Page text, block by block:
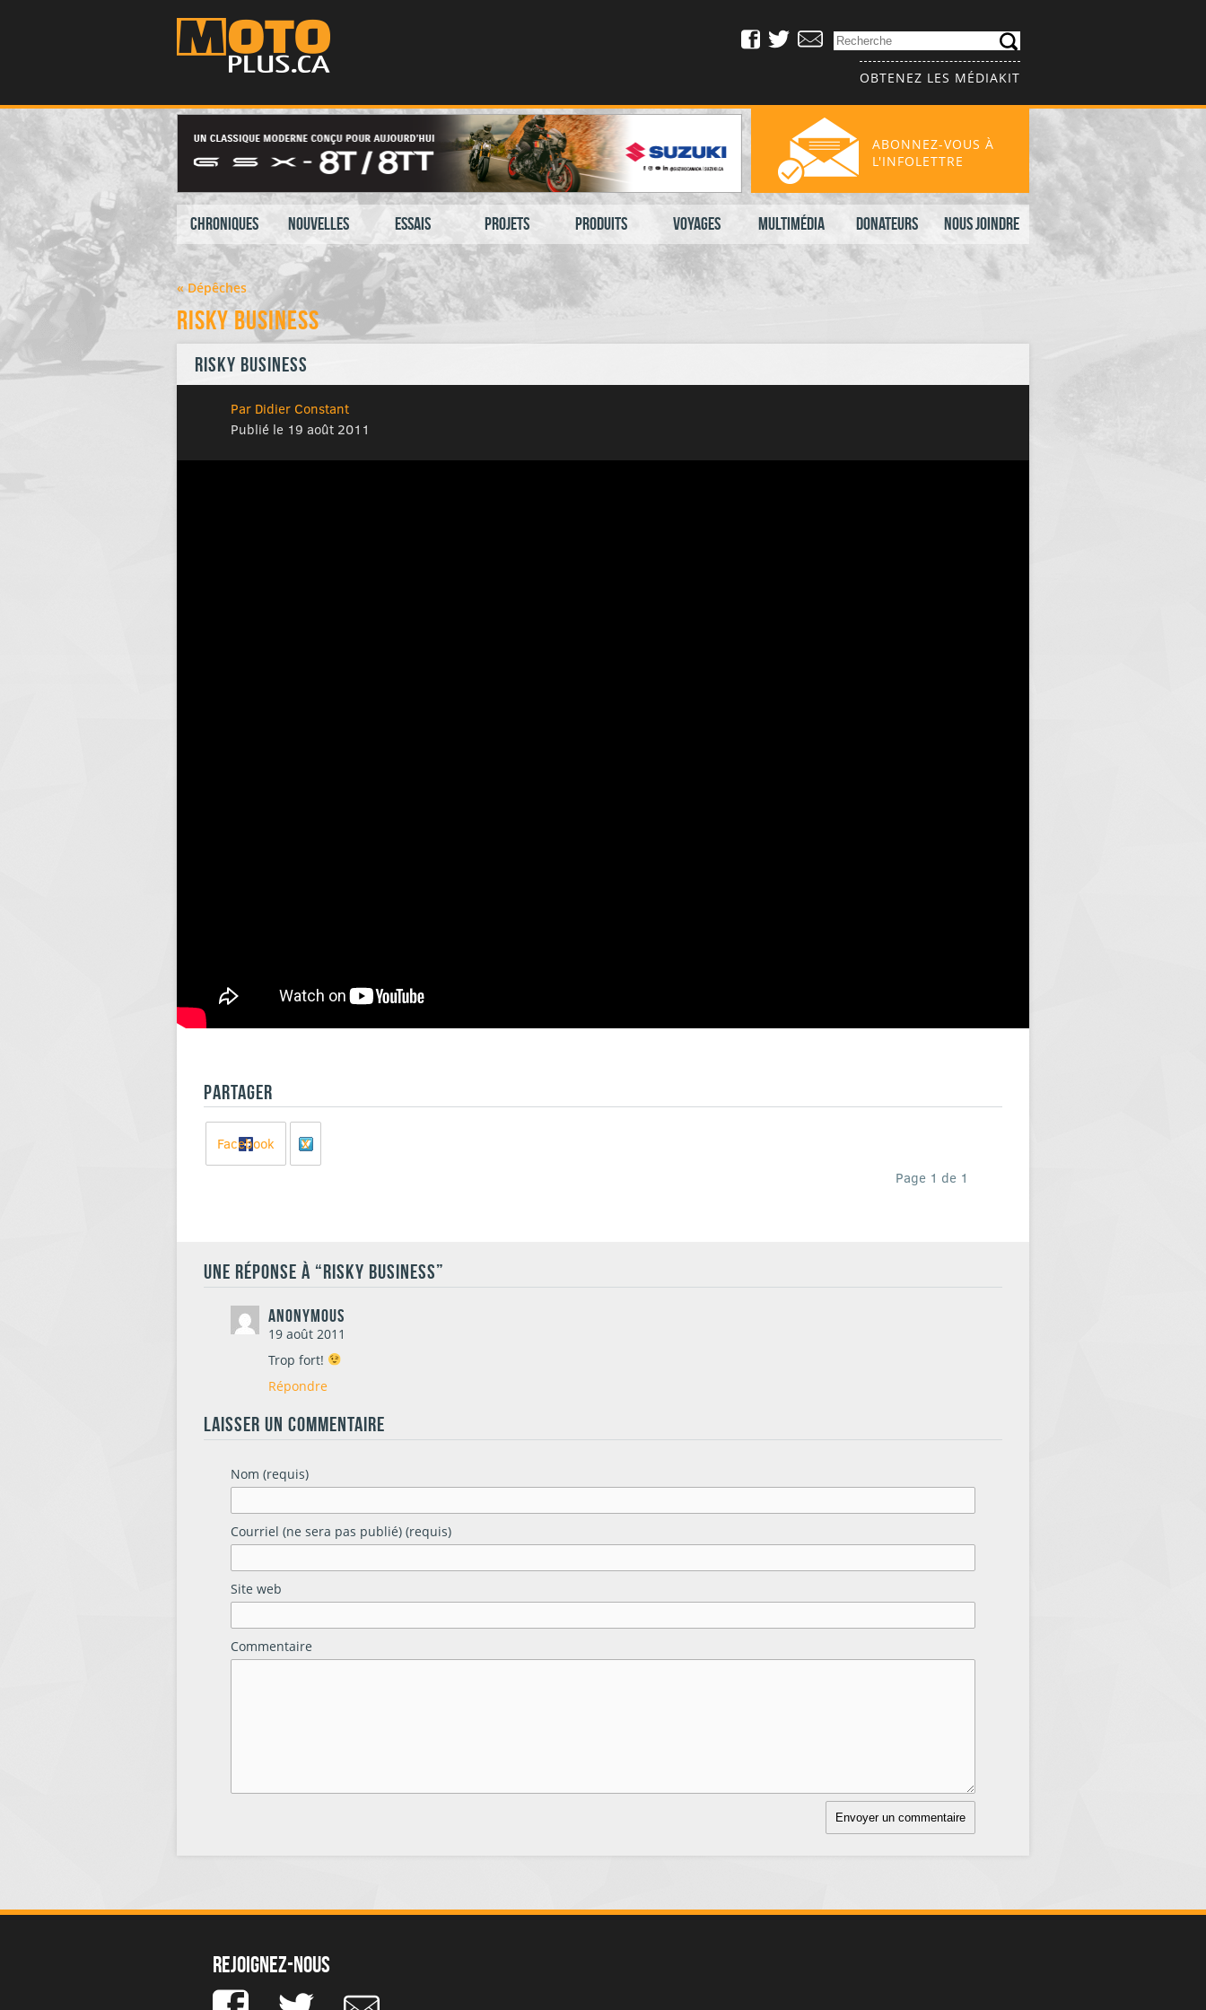
OBTENEZ LES MÉDIAKIT
Chroniques Nouvelles Essais Projets Produits Voyages Multimédia Donateurs Nous joindre
ABONNEZ-VOUS À
L'INFOLETTRE
« Dépêches
Risky Business
Risky Business
Par Didier Constant
Publié le 19 août 2011
PARTAGER
Facebook
X
Page 1 de 1
UNE RÉPONSE À “RISKY BUSINESS”
Anonymous
19 août 2011
Trop fort!
Répondre
LAISSER UN COMMENTAIRE
Nom (requis)
Courriel (ne sera pas publié) (requis)
Site web
Commentaire
Rejoignez-nous